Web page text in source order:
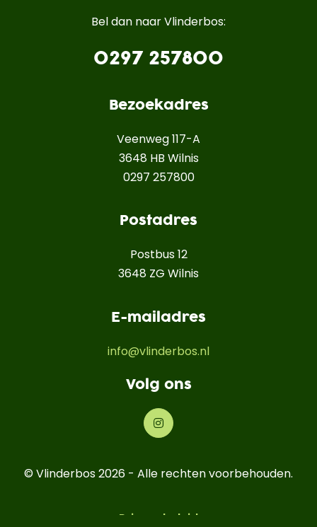
Bel dan naar Vlinderbos:
0297 257800
Bezoekadres
Veenweg 117-A
3648 HB Wilnis
0297 257800
Postadres
Postbus 12
3648 ZG Wilnis
E-mailadres
info@vlinderbos.nl
Volg ons
© Vlinderbos 2026 - Alle rechten voorbehouden.
Privacybeleid